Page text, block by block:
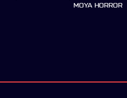
MOYA HORROR